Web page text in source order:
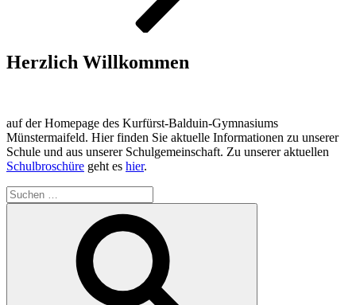
Herzlich Willkommen
auf der Homepage des Kurfürst-Balduin-Gymnasiums
Münstermaifeld. Hier finden Sie aktuelle Informationen zu unserer
Schule und aus unserer Schulgemeinschaft. Zu unserer aktuellen
Schulbroschüre geht es hier.
Suchen
nach: